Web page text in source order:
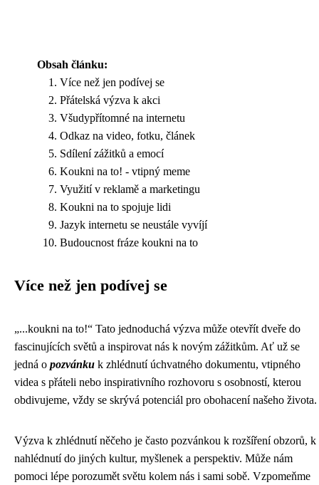
Obsah článku:
Více než jen podívej se
Přátelská výzva k akci
Všudypřítomné na internetu
Odkaz na video, fotku, článek
Sdílení zážitků a emocí
Koukni na to! - vtipný meme
Využití v reklamě a marketingu
Koukni na to spojuje lidi
Jazyk internetu se neustále vyvíjí
Budoucnost fráze koukni na to
Více než jen podívej se
„...koukni na to!“ Tato jednoduchá výzva může otevřít dveře do
fascinujících světů a inspirovat nás k novým zážitkům. Ať už se
jedná o pozvánku k zhlédnutí úchvatného dokumentu, vtipného
videa s přáteli nebo inspirativního rozhovoru s osobností, kterou
obdivujeme, vždy se skrývá potenciál pro obohacení našeho života.
Výzva k zhlédnutí něčeho je často pozvánkou k rozšíření obzorů, k
nahlédnutí do jiných kultur, myšlenek a perspektiv. Může nám
pomoci lépe porozumět světu kolem nás i sami sobě. Vzpomeňme